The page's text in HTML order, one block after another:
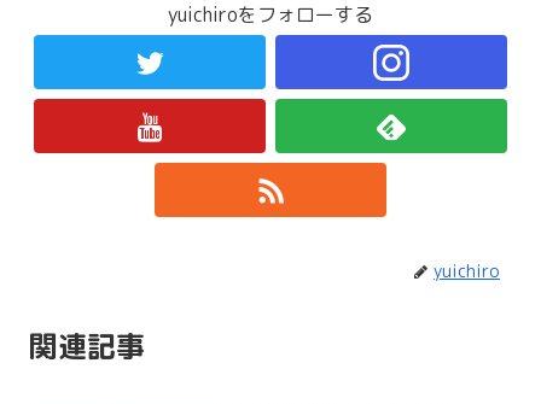
yuichiroをフォローする
yuichiro
関連記事